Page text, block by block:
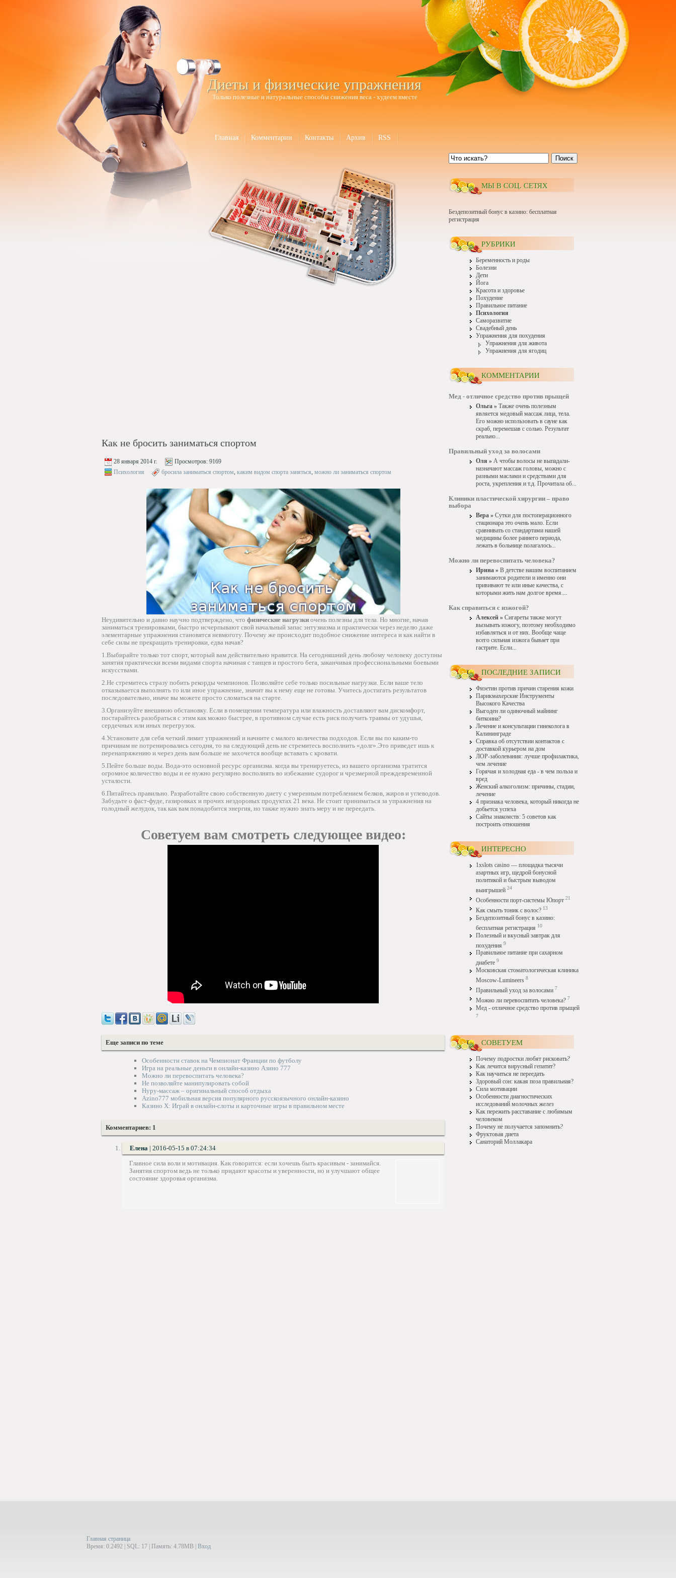
Диеты и физические упражнения
Только полезные и натуральные способы снижения веса - худеем вместе
Главная Комментарии Контакты Архив RSS
Как не бросить заниматься спортом
28 января 2014 г. Просмотров: 9169
Психология
бросила заниматься спортом, каким видом спорта заняться, можно ли заниматься спортом
Неудивительно и давно научно подтверждено, что физические нагрузки очень полезны для тела. Но многие, начав
заниматься тренировками, быстро исчерпывают свой начальный запас энтузиазма и практически через неделю даже
элементарные упражнения становятся невмоготу. Почему же происходит подобное снижение интереса и как найти в
себе силы не прекращать тренировки, едва начав?
1.Выбирайте только тот спорт, который вам действительно нравится. На сегодняшний день любому человеку доступны
занятия практически всеми видами спорта начиная с танцев и простого бега, заканчивая профессиональными боевыми
искусствами.
2.Не стремитесь стразу побить рекорды чемпионов. Позволяйте себе только посильные нагрузки. Если ваше тело
отказывается выполнять то или иное упражнение, значит вы к нему еще не готовы. Учитесь достигать результатов
последовательно, иначе вы можете просто сломаться на старте.
3.Организуйте внешнюю обстановку. Если в помещении температура или влажность доставляют вам дискомфорт,
постарайтесь разобраться с этим как можно быстрее, в противном случае есть риск получить травмы от удушья,
сердечных или иных перегрузок.
4.Установите для себя четкий лимит упражнений и начните с малого количества подходов. Если вы по каким-то
причинам не потренировались сегодня, то на следующий день не стремитесь восполнить «долг».Это приведет ишь к
перенапряжению и через день вам больше не захочется вообще вставать с кровати.
5.Пейте больше воды. Вода-это основной ресурс организма. когда вы тренируетесь, из вашего организма тратится
огромное количество воды и ее нужно регулярно восполнять во избежание судорог и чрезмерной преждевременной
усталости.
6.Питайтесь правильно. Разработайте свою собственную диету с умеренным потреблением белков, жиров и углеводов.
Забудьте о фаст-фуде, газировках и прочих нездоровых продуктах 21 века. Не стоит приниматься за упражнения на
голодный желудок, так как вам понадобится энергия, но также нужно знать меру и не переедать.
Советуем вам смотреть следующее видео:
Еще записи по теме
Особенности ставок на Чемпионат Франции по футболу
Игра на реальные деньги в онлайн-казино Азино 777
Можно ли перевоспитать человека?
Не позволяйте манипулировать собой
Нуру-массаж – оригинальный способ отдыха
Azino777 мобильная версия популярного русскоязычного онлайн-казино
Казино X: Играй в онлайн-слоты и карточные игры в правильном месте
Комментариев: 1
Елена | 2016-05-15 в 07:24:34
Главное сила воли и мотивация. Как говорится: если хочешь быть красивым - занимайся.
Занятия спортом ведь не только придают красоты и уверенности, но и улучшают общее
состояние здоровья организма.
Поиск
МЫ В СОЦ. СЕТЯХ
Бездепозитный бонус в казино: бесплатная
регистрация
РУБРИКИ
Беременность и роды
Болезни
Дети
Йога
Красота и здоровье
Похудение
Правильное питание
Психология
Саморазвитие
Свадебный день
Упражнения для похудения
Упражнения для живота
Упражнения для ягодиц
КОММЕНТАРИИ
Мед - отличное средство против прыщей
Ольга » Также очень полезным
является медовый массаж лица, тела.
Его можно использовать в сауне как
скраб, перемешав с солью. Результат
реально...
Правильный уход за волосами
Оля » А чтобы волосы не выпадали-
назначают массаж головы, можно с
разными маслами и средствами для
роста, укрепления и т.д. Прочитала об...
Клиники пластической хирургии – право
выбора
Вера » Сутки для постоперационного
стационара это очень мало. Если
сравнивать со стандартами нашей
медицины более раннего периода,
лежать в больнице полагалось...
Можно ли перевоспитать человека?
Ирина » В детстве нашим воспитанием
занимаются родители и именно они
прививают те или иные качества, с
которыми жить нам долгое время....
Как справиться с изжогой?
Алексей » Сигареты также могут
вызывать изжогу, поэтому необходимо
избавляться и от них. Вообще чаще
всего сильная изжога бывает при
гастрите. Если...
ПОСЛЕДНИЕ ЗАПИСИ
Физетин против причин старения кожи
Парикмахерские Инструменты
Высокого Качества
Выгоден ли одиночный майнинг
биткоина?
Лечение и консультации гинеколога в
Калининграде
Справка об отсутствии контактов с
доставкой курьером на дом
ЛОР-заболевания: лучше профилактика,
чем лечение
Горячая и холодная еда - в чем польза и
вред
Женский алкоголизм: причины, стадии,
лечение
4 признака человека, который никогда не
добьется успеха
Сайты знакомств: 5 советов как
построить отношения
ИНТЕРЕСНО
1xslots casino — площадка тысячи
азартных игр, щедрой бонусной
политикой и быстрым выводом
выигрышей 24
Особенности порт-системы Юпорт 21
Как смыть тоник с волос? 13
Бездепозитный бонус в казино:
бесплатная регистрация 10
Полезный и вкусный завтрак для
похудения 9
Правильное питание при сахарном
диабете 9
Московская стоматологическая клиника
Moscow-Lumineers 8
Правильный уход за волосами 7
Можно ли перевоспитать человека? 7
Мед - отличное средство против прыщей
7
СОВЕТУЕМ
Почему подростки любят рисковать?
Как лечится вирусный гепатит?
Как научиться не переедать
Здоровый сон: какая поза правильная?
Сила мотивации
Особенности диагностических
исследований молочных желез
Как пережить расставание с любимым
человеком
Почему не получается запомнить?
Фруктовая диета
Санаторий Моллакара
Главная страница
Время: 0.2492 | SQL: 17 | Память: 4.78MB Вход